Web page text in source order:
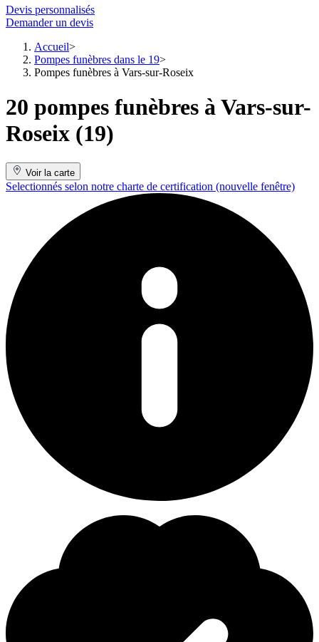
Devis personnalisés
Demander un devis
Accueil
Pompes funèbres dans le 19
Pompes funèbres à Vars-sur-Roseix
20 pompes funèbres à Vars-sur-
Roseix (19)
Voir la carte
Selectionnés selon notre charte de certification (nouvelle fenêtre)